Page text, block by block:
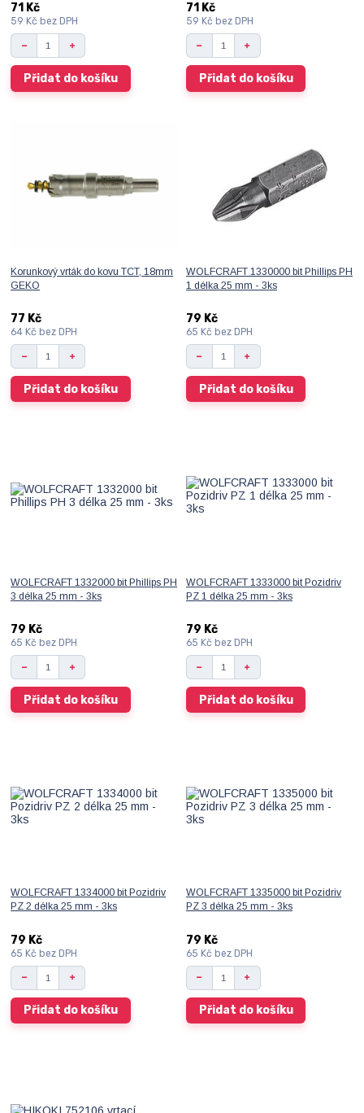
71 Kč
59 Kč bez DPH
Přidat do košíku
71 Kč
59 Kč bez DPH
Přidat do košíku
Korunkový vrták do kovu TCT, 18mm
GEKO
77 Kč
64 Kč bez DPH
Přidat do košíku
WOLFCRAFT 1330000 bit Phillips PH
1 délka 25 mm - 3ks
79 Kč
65 Kč bez DPH
Přidat do košíku
WOLFCRAFT 1332000 bit Phillips PH
3 délka 25 mm - 3ks
79 Kč
65 Kč bez DPH
Přidat do košíku
WOLFCRAFT 1333000 bit Pozidriv
PZ 1 délka 25 mm - 3ks
79 Kč
65 Kč bez DPH
Přidat do košíku
WOLFCRAFT 1334000 bit Pozidriv
PZ 2 délka 25 mm - 3ks
79 Kč
65 Kč bez DPH
Přidat do košíku
WOLFCRAFT 1335000 bit Pozidriv
PZ 3 délka 25 mm - 3ks
79 Kč
65 Kč bez DPH
Přidat do košíku